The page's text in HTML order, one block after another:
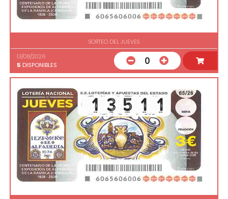
SORTEO DEL JUEVES
13/08/2026
5 DISPONIBLES 0